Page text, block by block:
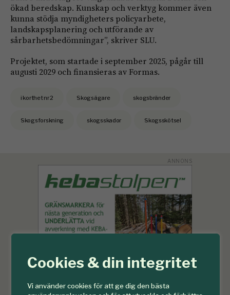
Cookies & din integritet
Vi använder cookies för att ge dig den bästa
ökad beredskap. Kunskap och verktyg kommer även
kunna stödja myndigheters policyarbete,
landskapsplanering och utförande av
sårbarhetsbedömningar”, skriver SLU.
Projektet, som startade i september 2025, pågår till
augusti 2029 och finansieras av Formas.
i korthet nr 2 Skogsägare skogsbränder
Skogsforskning skogsskador Skogsskötsel